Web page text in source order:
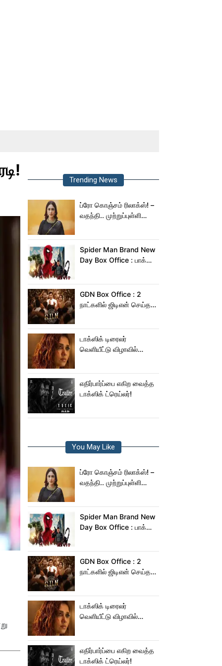
Trending News
ப்ரோ கொஞ்சம் ரிலாக்ஸ்! –
வதந்தி.. முற்றுப்புள்ளி
Spider Man Brand New
Day Box Office : பாக்ஸ்
டே!
GDN Box Office : 2
நாட்களில் ஜிடிஎன் செய்த
டாக்ஸிக் டிரைலர்
வெளியீட்டு விழாவில்
யாரு பாருங்க!..
எதிர்பார்ப்பை எகிற வைத்த
டாக்ஸிக் ட்ரெய்லர்!
You May Like
ப்ரோ கொஞ்சம் ரிலாக்ஸ்! –
வதந்தி.. முற்றுப்புள்ளி
Spider Man Brand New
Day Box Office : பாக்ஸ்
டே!
GDN Box Office : 2
நாட்களில் ஜிடிஎன் செய்த
டாக்ஸிக் டிரைலர்
வெளியீட்டு விழாவில்
யாரு பாருங்க!..
எதிர்பார்ப்பை எகிற வைத்த
டாக்ஸிக் ட்ரெய்லர்!